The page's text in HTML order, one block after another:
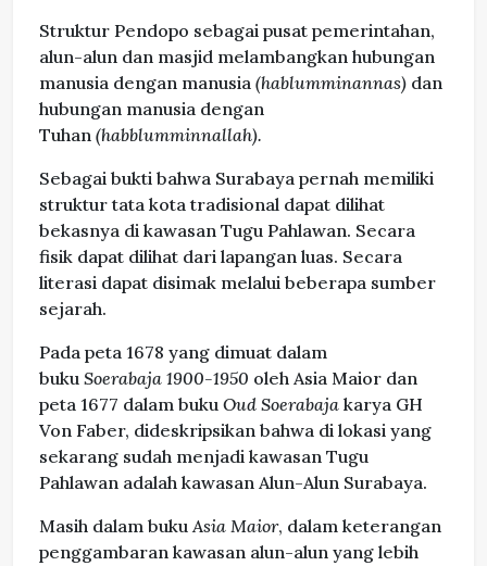
Struktur Pendopo sebagai pusat pemerintahan,
alun-alun dan masjid melambangkan hubungan
manusia dengan manusia (hablumminannas) dan
hubungan manusia dengan
Tuhan (habblumminnallah).
Sebagai bukti bahwa Surabaya pernah memiliki
struktur tata kota tradisional dapat dilihat
bekasnya di kawasan Tugu Pahlawan. Secara
fisik dapat dilihat dari lapangan luas. Secara
literasi dapat disimak melalui beberapa sumber
sejarah.
Pada peta 1678 yang dimuat dalam
buku Soerabaja 1900-1950 oleh Asia Maior dan
peta 1677 dalam buku Oud Soerabaja karya GH
Von Faber, dideskripsikan bahwa di lokasi yang
sekarang sudah menjadi kawasan Tugu
Pahlawan adalah kawasan Alun-Alun Surabaya.
Masih dalam bukuAsia Maior, dalam keterangan
penggambaran kawasan alun-alun yang lebih